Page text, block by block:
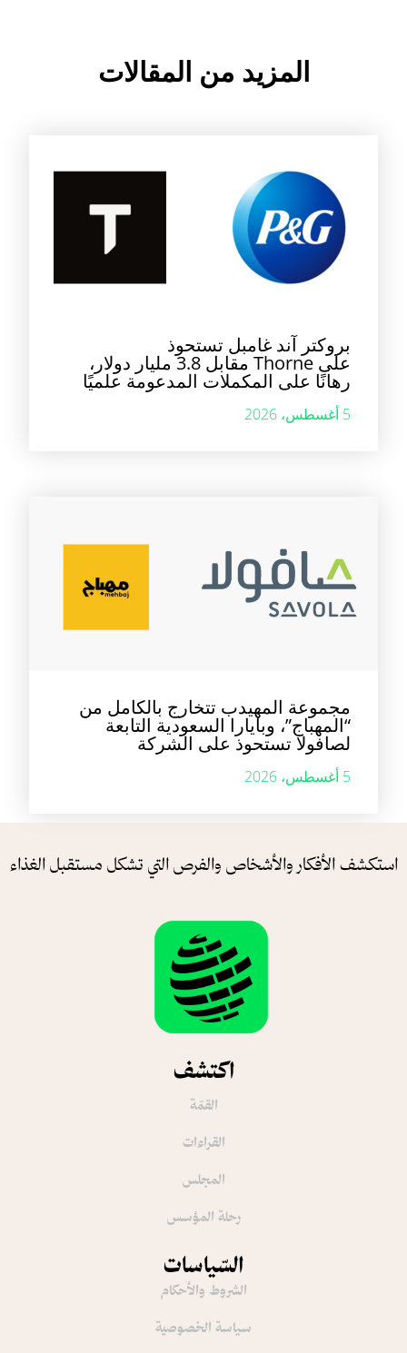
المزيد من المقالات
بروكتر آند غامبل تستحوذ
على Thorne مقابل 3.8 مليار دولار،
رهانًا على المكملات المدعومة علميًا
مجموعة المهيدب تتخارج بالكامل من
“المهباج”، وبايارا السعودية التابعة
لصافولا تستحوذ على الشركة
الأفكار والأشخاص والفرص التي تشكل مستقبل الغذاء
اكتشف
القمّة
القراءات
المجلس
رحلة المؤسس
السّياسات
الشروط والأحكام
سياسة الخصوصية